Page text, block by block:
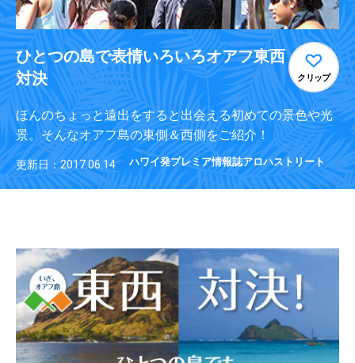
ひとつの島で表情いろいろオアフ東西
対決
クリップ
ほんのちょっと遠出をすると出会える初めての景色や光
景。そんなオアフ島の東側＆西側をご紹介！
更新日：2017.06.14 ハワイ発プレミア情報誌アロハストリート